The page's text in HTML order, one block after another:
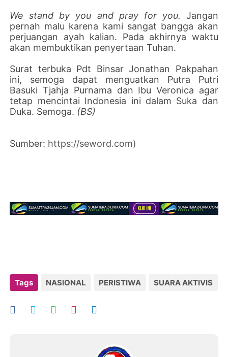
We stand by you and pray for you. Jangan
pernah malu karena kami sangat bangga akan
perjuangan ayah kalian. Pada akhirnya waktu
akan membuktikan penyertaan Tuhan.
Surat terbuka Pdt Binsar Jonathan Pakpahan
ini, semoga dapat menguatkan Putra Putri
Basuki Tjahja Purnama dan Ibu Veronica agar
tetap mencintai Indonesia ini dalam Suka dan
Duka. Semoga. (BS)
Sumber: https://seword.com)
Tags NASIONAL PERISTIWA SUARA AKTIVIS